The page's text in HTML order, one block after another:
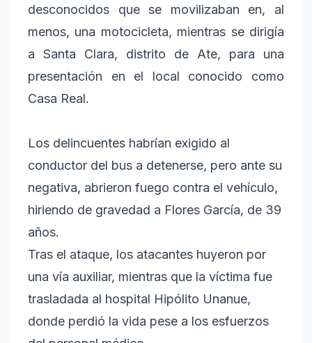
desconocidos que se movilizaban en, al
menos, una motocicleta, mientras se dirigía
a Santa Clara, distrito de Ate, para una
presentación en el local conocido como
Casa Real.
Los delincuentes habrían exigido al
conductor del bus a detenerse, pero ante su
negativa, abrieron fuego contra el vehículo,
hiriendo de gravedad a Flores García, de 39
años.
Tras el ataque, los atacantes huyeron por
una vía auxiliar, mientras que la víctima fue
trasladada al hospital Hipólito Unanue,
donde perdió la vida pese a los esfuerzos